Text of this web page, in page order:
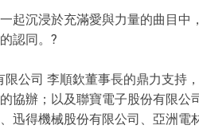
起沉浸於充滿愛與力量的曲目
認同。?
限公司 李順欽董事長的鼎力支
協辦；以及聯寶電子股份有限
迅得機械股份有限公司、亞洲